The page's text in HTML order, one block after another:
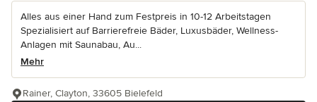
Alles aus einer Hand zum Festpreis in 10-12 Arbeitstagen
Spezialisiert auf Barrierefreie Bäder, Luxusbäder, Wellness-
Anlagen mit Saunabau, Au...
Mehr
Rainer, Clayton, 33605 Bielefeld